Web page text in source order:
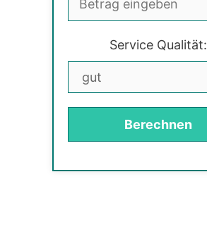
Service Qualität:
Berechnen